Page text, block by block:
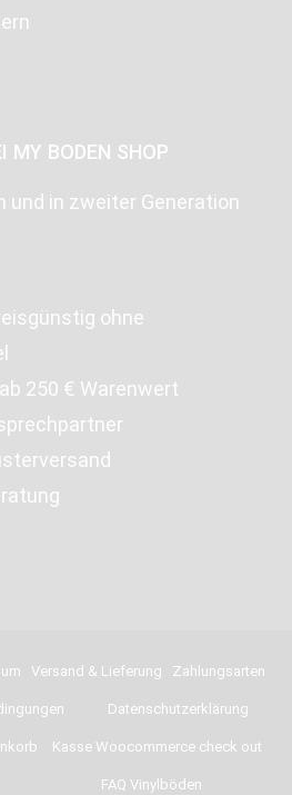
MY BODEN SHOP
und in zweiter Generation
ohne
250 € Warenwert
Versand & Lieferung Zahlungsarten
Datenschutzerklärung
Kasse Woocommerce check out
FAQ Vinylböden